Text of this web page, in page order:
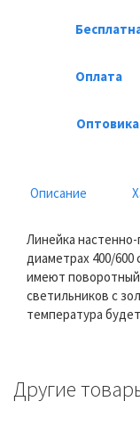
Оплата
Описание
Линейка
диаметрах 400/
имеют поворотный
светильников с
температура
Другие